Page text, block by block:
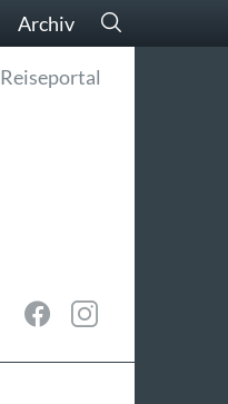
Archiv
Reiseportal